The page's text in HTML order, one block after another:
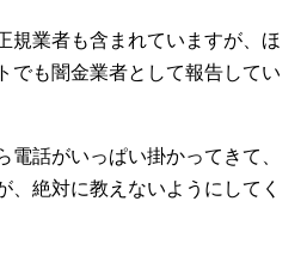
規業者も含まれていますが、ほ
でも闇金業者として報告してい
電話がいっぱい掛かってきて、
、絶対に教えないようにしてく